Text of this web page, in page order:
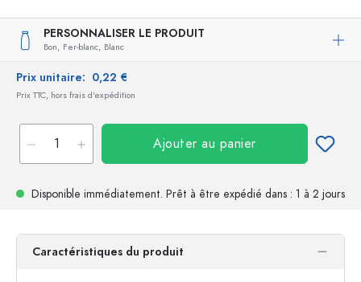
PERSONNALISER LE PRODUIT
Bon, Fer-blanc, Blanc
Prix unitaire: 0,22 €
Prix TTC, hors frais d'expédition
Ajouter au panier
Disponible immédiatement. Prêt à être expédié dans : 1 à 2 jours
Caractéristiques du produit